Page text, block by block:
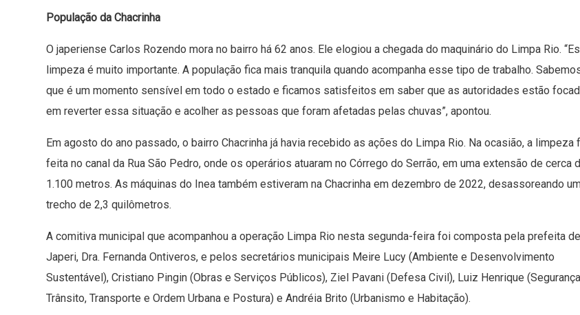
População da Chacrinha
O japeriense Carlos Rozendo mora no bairro há 62 anos. Ele elogiou a chegada do maquinário do Limpa Rio.
limpeza é muito importante. A população fica mais tranquila quando acompanha esse tipo de trabalho.
que é um momento sensível em todo o estado e ficamos satisfeitos em saber que as autoridades estão
em reverter essa situação e acolher as pessoas que foram afetadas pelas chuvas”, apontou.
Em agosto do ano passado, o bairro Chacrinha já havia recebido as ações do Limpa Rio. Na ocasião, a limpeza
feita no canal da Rua São Pedro, onde os operários atuaram no Córrego do Serrão, em uma extensão de cerca
1.100 metros. As máquinas do Inea também estiveram na Chacrinha em dezembro de 2022, desassoreando
trecho de 2,3 quilômetros.
A comitiva municipal que acompanhou a operação Limpa Rio nesta segunda-feira foi composta pela prefeita de
Japeri, Dra. Fernanda Ontiveros, e pelos secretários municipais Meire Lucy (Ambiente e Desenvolvimento
Sustentável), Cristiano Pingin (Obras e Serviços Públicos), Ziel Pavani (Defesa Civil), Luiz Henrique
Trânsito, Transporte e Ordem Urbana e Postura) e Andréia Brito (Urbanismo e Habitação).